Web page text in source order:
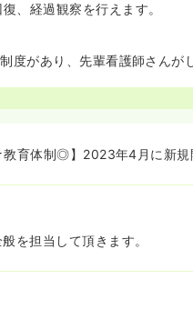
、経過観察を行えます。
があり、先輩看護師さんが
育体制◎】2023年4月に新規
を担当して頂きます。